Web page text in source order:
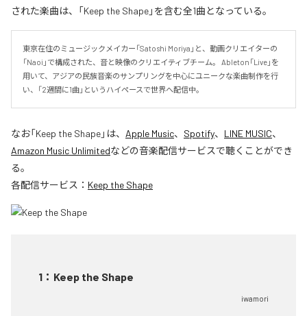
された楽曲は、「Keep the Shape」を含む全1曲となっている。
東京在住のミュージックメイカー「Satoshi Moriya」と、動画クリエイターの
「Naoi」で構成された、音と映像のクリエイティブチーム。 Ableton「Live」を
用いて、アジアの民族音楽のサンプリングを中心にユニークな楽曲制作を行
い、「2週間に1曲」というハイペースで世界へ配信中。
なお「Keep the Shape」は、 Apple Music、 Spotify、 LINE MUSIC、
Amazon Music Unlimitedなどの音楽配信サービスで聴くことができ
る。
各配信サービス： Keep the Shape
1 ： Keep the Shape
iwamori